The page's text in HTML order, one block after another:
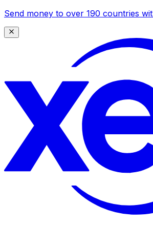
Send money to over 190 countries